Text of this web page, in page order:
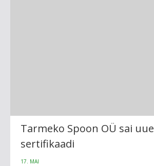
Tarmeko Spoon OÜ sai uue
sertifikaadi
17. MAI